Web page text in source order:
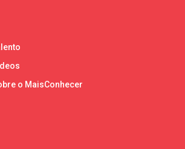
o MaisConhecer